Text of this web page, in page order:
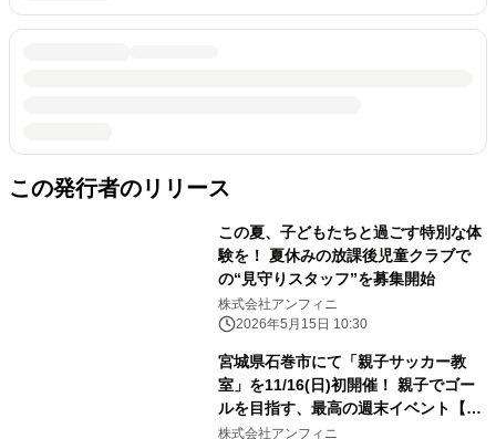
この発行者のリリース
この夏、子どもたちと過ごす特別な体
験を！ 夏休みの放課後児童クラブで
の“見守りスタッフ”を募集開始
株式会社アンフィニ
2026年5月15日 10:30
宮城県石巻市にて「親子サッカー教
室」を11/16(日)初開催！ 親子でゴー
ルを目指す、最高の週末イベント【参
加費無料】
株式会社アンフィニ